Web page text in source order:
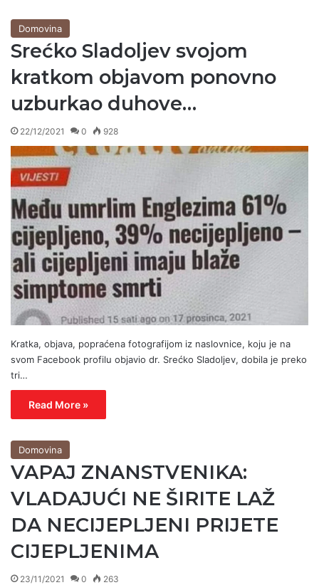
Domovina
Srećko Sladoljev svojom
kratkom objavom ponovno
uzburkao duhove…
22/12/2021 0 928
Kratka, objava, popraćena fotografijom iz naslovnice, koju je na
svom Facebook profilu objavio dr. Srećko Sladoljev, dobila je preko
tri…
Read More »
Domovina
VAPAJ ZNANSTVENIKA:
VLADAJUĆI NE ŠIRITE LAŽ
DA NECIJEPLJENI PRIJETE
CIJEPLJENIMA
23/11/2021 0 263